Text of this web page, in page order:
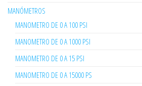
MANÓMETROS
MANOMETRO DE 0 A 100 PSI
MANOMETRO DE 0 A 1000 PSI
MANOMETRO DE 0 A 15 PSI
MANOMETRO DE 0 A 15000 PS